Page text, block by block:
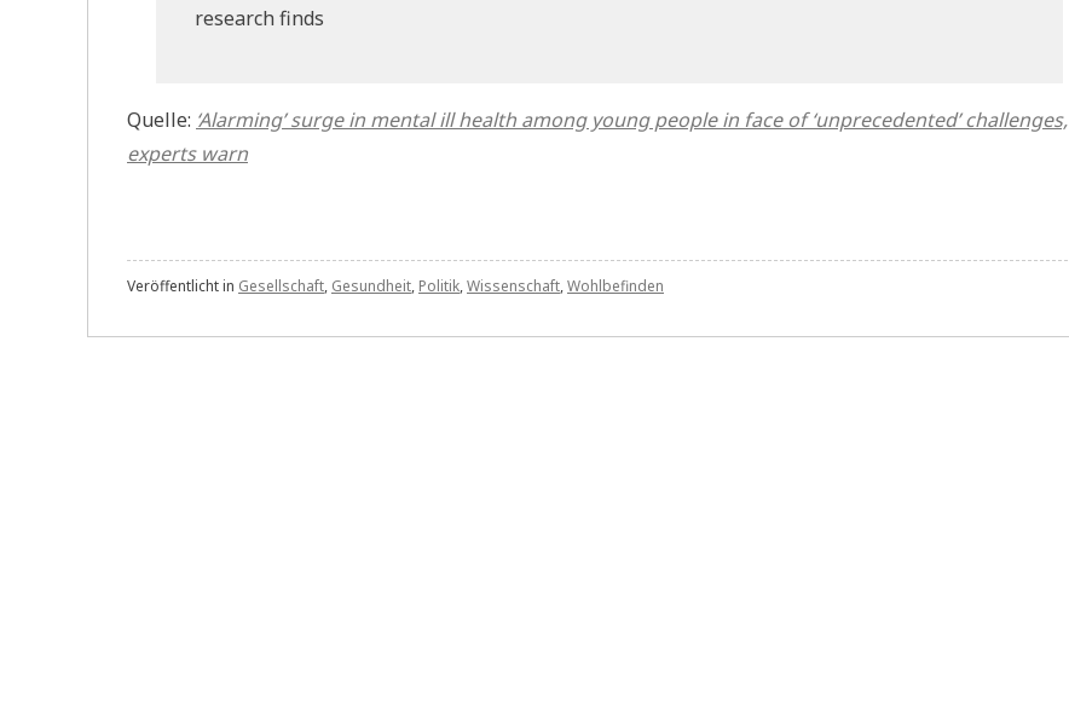
research finds
Quelle: ‘Alarming’ surge in mental ill health among young people in face of ‘unprecedented’ challenges,
experts warn
Veröffentlicht in Gesellschaft, Gesundheit, Politik,Wissenschaft,Wohlbefinden